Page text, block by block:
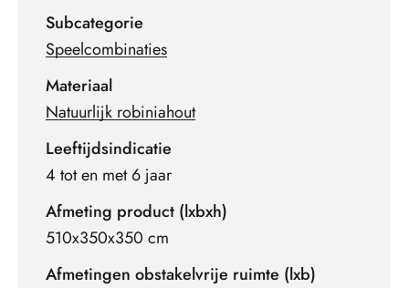
Subcategorie
Speelcombinaties
Materiaal
Natuurlijk robiniahout
Leeftijdsindicatie
4 tot en met 6 jaar
Afmeting product (lxbxh)
510x350x350 cm
Afmetingen obstakelvrije ruimte (lxb)